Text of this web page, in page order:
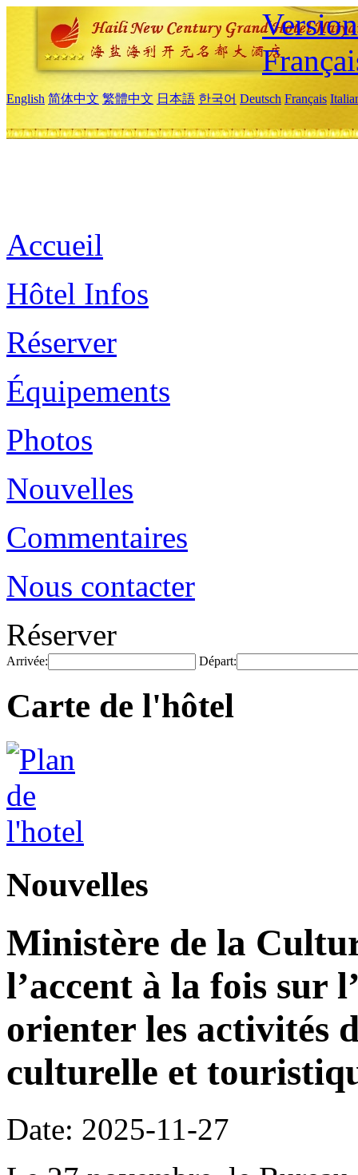
English 简体中文 繁體中文 日本語 한국어 Deutsch Français
Accueil
Hôtel Infos
Réserver
Équipements
Photos
Nouvelles
Commentaires
Nous contacter
Réserver
Arrivée: Départ:
Carte de l'hôtel
Nouvelles
Ministère de la
l’accent à la fois sur
orienter les activités
culturelle et
Date: 2025-11-27